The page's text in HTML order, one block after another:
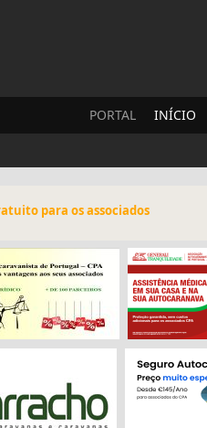
PORTAL INÍCIO
para os associados